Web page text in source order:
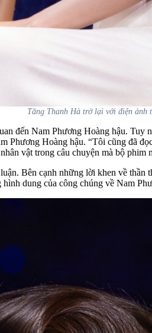
Tăng Thanh Hà trở lại với điện ảnh
đến Nam Phương Hoàng hậu.
Phương Hoàng hậu. “Tôi cũng đã
vật trong câu chuyện mà bộ phim
Bên cạnh những lời khen về
dung của công chúng về Nam